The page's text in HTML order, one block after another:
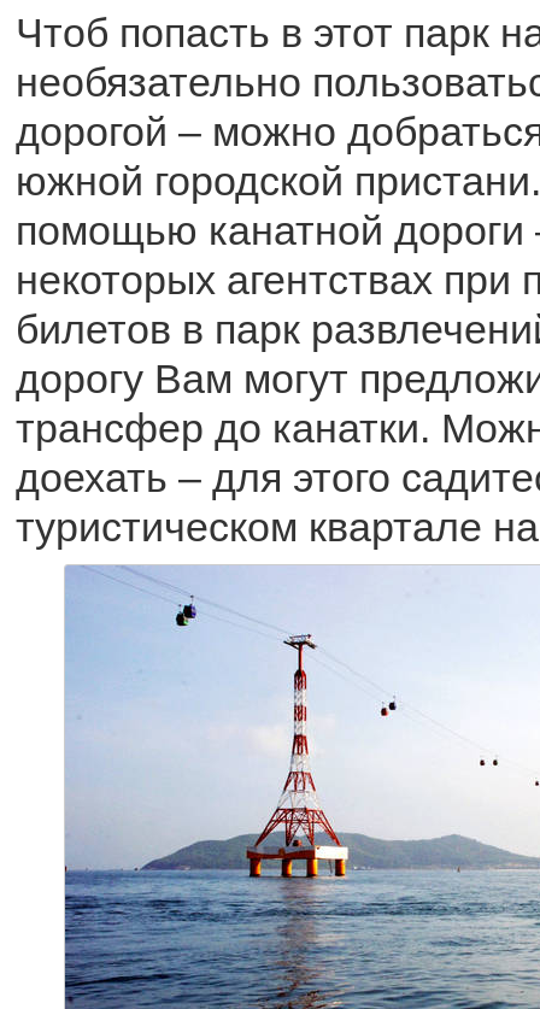
Чтоб попасть в этот парк
необязательно
дорогой – можно
южной городской
помощью канатной
некоторых агентствах при
билетов в парк
дорогу Вам могут
трансфер до канатки.
доехать – для этого
туристическом квартале